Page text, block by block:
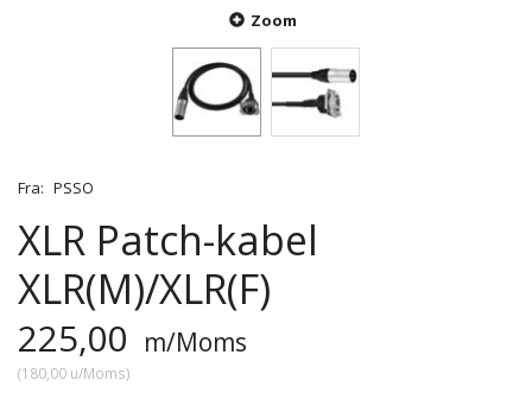
Zoom
Fra: PSSO
XLR Patch-kabel
XLR(M)/XLR(F)
225,00 m/Moms
(180,00 u/Moms)